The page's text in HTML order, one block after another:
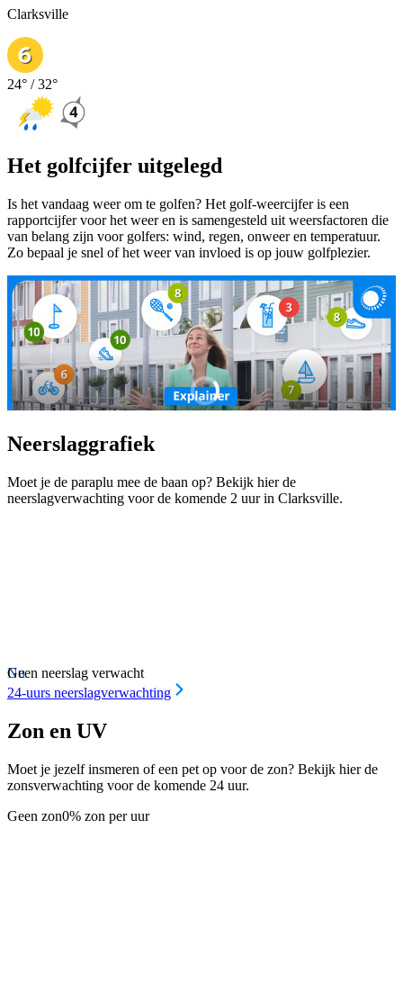
Clarksville
24° /32°
Het golfcijfer uitgelegd
Is het vandaag weer om te golfen? Het golf-weercijfer is een
rapportcijfer voor het weer en is samengesteld uit weersfactoren die
van belang zijn voor golfers: wind, regen, onweer en temperatuur.
Zo bepaal je snel of het weer van invloed is op jouw golfplezier.
Neerslaggrafiek
Moet je de paraplu mee de baan op? Bekijk hier de
neerslagverwachting voor de komende 2 uur in Clarksville.
Nu
Geen neerslag verwacht
24-uurs neerslagverwachting
Zon en UV
Moet je jezelf insmeren of een pet op voor de zon? Bekijk hier de
zonsverwachting voor de komende 24 uur.
Geen zon0% zon per uur